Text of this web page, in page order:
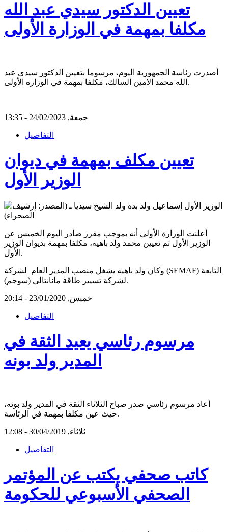
تعيين الدكتور سيدي عبد الله
مكلفا بمهمة في الوزارة الأولى
أصدرت رئاسة الجمهورية اليوم، مرسوما بتعيين الدكتور سيدي عبد
الله محمد الامين السالك، مكلفا بمهمة في الوزارة الأولى.
جمعة, 24/02/2023 - 13:35
التفاصيل
تعيين مكلف بمهمة في ديوان
الوزير الأول
أعلنت الوزارة الأولى أنه بموجب مقرر صادر اليوم الخميس عن
الوزير الأول تم تعيين محمد ولد باهيه، مكلفا بمهمة بديوان الوزير
الأول.
وكان ولد باهيه يشغل منصب المدير العام لشركة (SEMAF) التابعة
لشركة تسيير طاقة مانانتالي (سوجم).
خميس, 23/01/2020 - 20:14
التفاصيل
مرسوم رئاسي يعيد الثقة في
المدير ولد بونه
أعاد مرسوم رئاسي صدر صباح الثلاثاء الثقة في المدير ولد بونه،
حيث عين مكلفا بمهمة في الرئاسة.
ثلاثاء, 30/04/2019 - 12:08
التفاصيل
كاتب صحفي يكتب عن المؤتمر
الصحفي الأسبوعي للحكومة